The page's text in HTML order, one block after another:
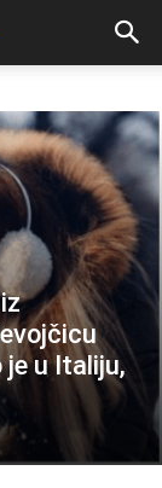
je u Italiju,